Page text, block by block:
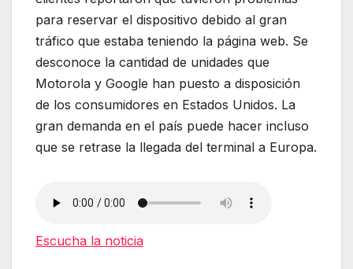
para reservar el dispositivo debido al gran
tráfico que estaba teniendo la página web. Se
desconoce la cantidad de unidades que
Motorola y Google han puesto a disposición
de los consumidores en Estados Unidos. La
gran demanda en el país puede hacer incluso
que se retrase la llegada del terminal a Europa.
Escucha la noticia